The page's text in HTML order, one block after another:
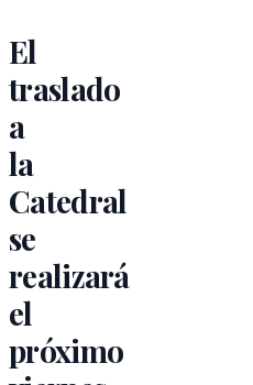
El
traslado
a
la
Catedral
se
realizará
el
próximo